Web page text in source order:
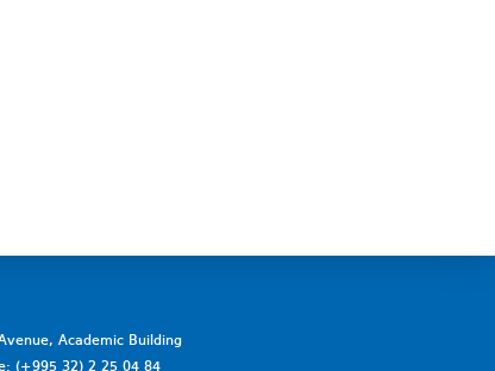
Academic Building
(+995 32) 2 25 04 84